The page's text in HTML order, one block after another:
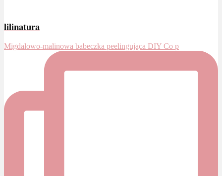
lilinatura
Migdałowo-malinowa babeczka peelingująca DIY Co p